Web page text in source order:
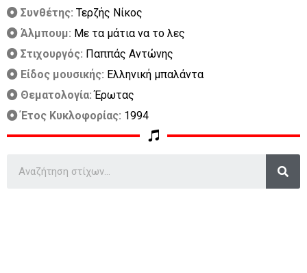
Συνθέτης: Τερζής Νίκος
Άλμπουμ: Με τα μάτια να το λες
Στιχουργός: Παππάς Αντώνης
Είδος μουσικής: Ελληνική μπαλάντα
Θεματολογία:Έρωτας
Έτος Κυκλοφορίας: 1994